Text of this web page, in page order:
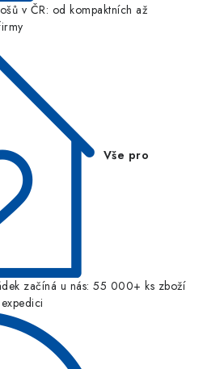
v ČR: od kompaktních až
Vše pro
začíná u nás: 55 000+ ks zboží